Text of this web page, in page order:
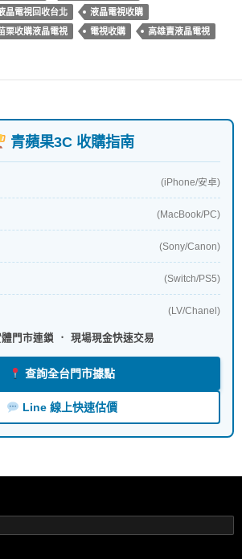
晶電視回收台北
液晶電視收購
栗收購液晶電視 電視收購 高雄賣液晶電視
青蘋果3C 收購指南
(iPhone/安卓)
(MacBook/PC)
(Sony/Canon)
(Switch/PS5)
(LV/Chanel)
門市連鎖 ． 現場現金快速交易
查詢全台門市據點
Line 線上快速估價